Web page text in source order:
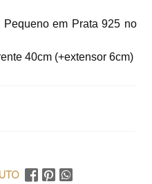
em Prata 925 no
40cm (+extensor 6cm)